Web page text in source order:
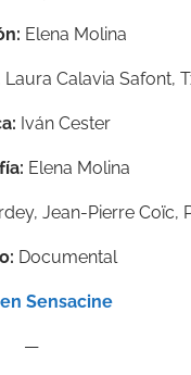
Elena Molina
Calavia Safont,
Iván Cester
Elena Molina
Jean-Pierre Coïc,
Documental
Sensacine
—